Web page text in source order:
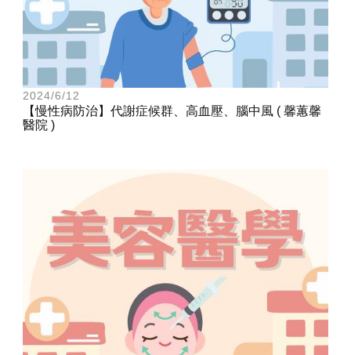
2024/6/12
【慢性病防治】代謝症候群、高血壓、腦中風 ( 馨蕙馨
醫院 )